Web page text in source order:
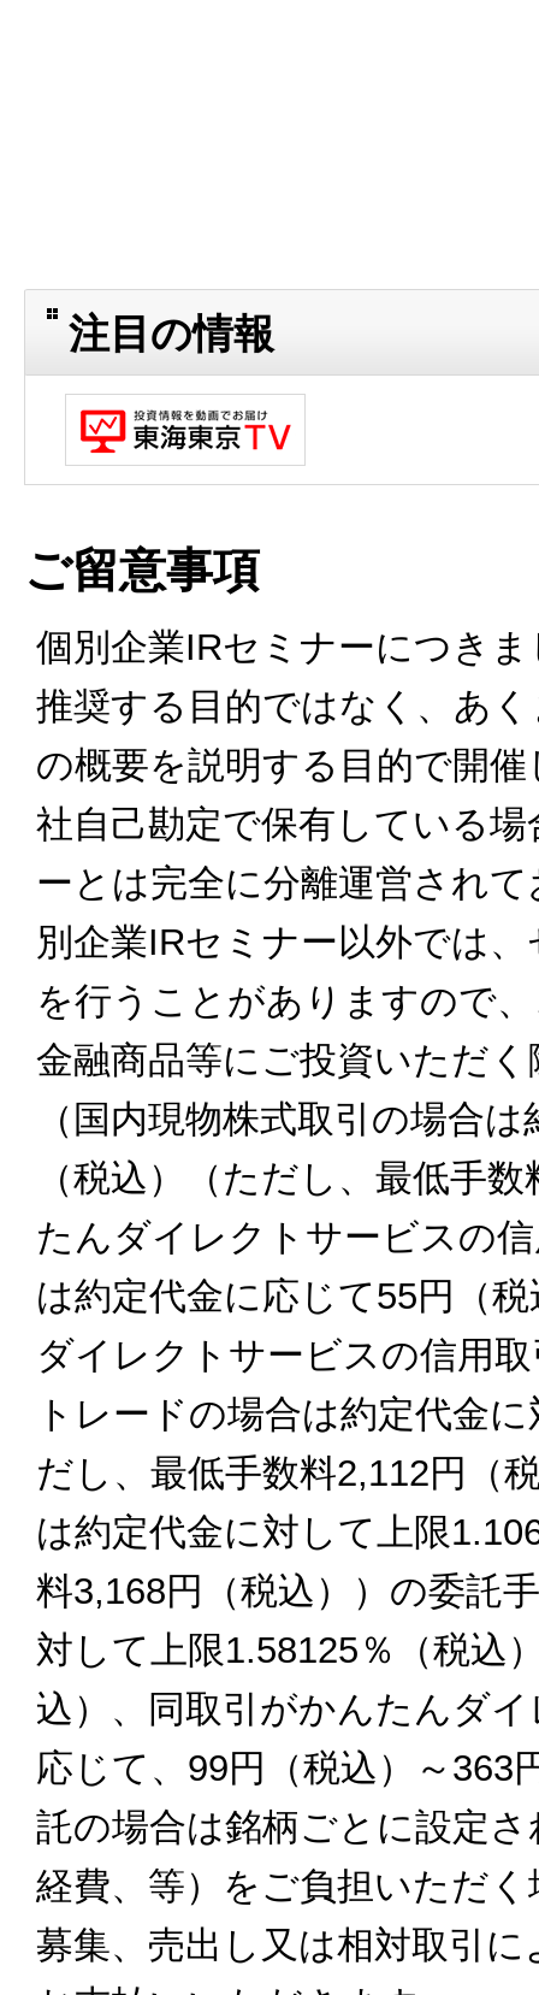
注目の情報
ご留意事項
個別企業IRセミナーにつき
推奨する目的ではなく、あ
の概要を説明する目的で開
社自己勘定で保有している
ーとは完全に分離運営され
別企業IRセミナー以外では
を行うことがありますので
金融商品等にご投資いただ
（国内現物株式取引の場合
（税込）（ただし、最低手
たんダイレクトサービスの
は約定代金に応じて55円（
ダイレクトサービスの信用
トレードの場合は約定代金
だし、最低手数料2,112円（
は約定代金に対して上限
料3,168円（税込））の委託
対して上限1.58125％（税込
込）、同取引がかんたんダ
応じて、99円（税込）～363
託の場合は銘柄ごとに設定
経費、等）をご負担いただ
募集、売出し又は相対取引